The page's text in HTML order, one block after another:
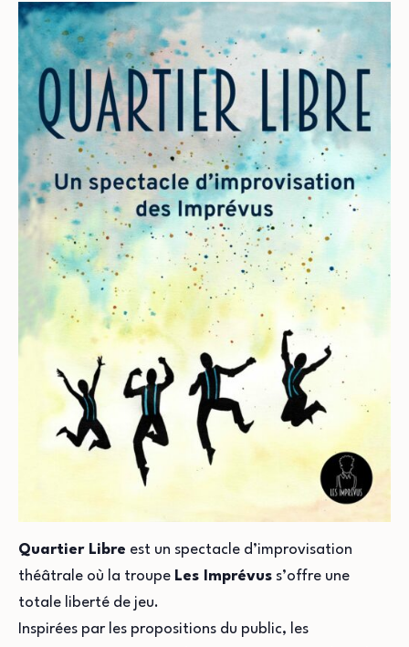
Quartier Libre est un spectacle d’improvisation
théâtrale où la troupe Les Imprévus s’offre une
totale liberté de jeu.
Inspirées par les propositions du public, les